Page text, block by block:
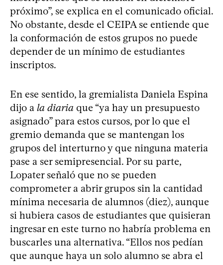
próximo”, se explica en el comunicado oficial.
No obstante, desde el CEIPA se entiende que
la conformación de estos grupos no puede
depender de un mínimo de estudiantes
inscriptos.
En ese sentido, la gremialista Daniela Espina
dijo a la diaria que “ya hay un presupuesto
asignado” para estos cursos, por lo que el
gremio demanda que se mantengan los
grupos del interturno y que ninguna materia
pase a ser semipresencial. Por su parte,
Lopater señaló que no se pueden
comprometer a abrir grupos sin la cantidad
mínima necesaria de alumnos (diez), aunque
si hubiera casos de estudiantes que quisieran
ingresar en este turno no habría problema en
buscarles una alternativa. “Ellos nos pedían
que aunque haya un solo alumno se abra el